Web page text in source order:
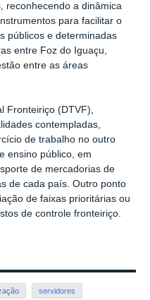
reconhecendo a dinâmica
para facilitar o
públicos e determinadas
entre Foz do Iguaçu,
entre as áreas
Fronteiriço (DTVF),
contempladas,
de trabalho no outro
ensino público, em
de mercadorias de
de cada país. Outro ponto
de faixas prioritárias ou
de controle fronteiriço.
servidores